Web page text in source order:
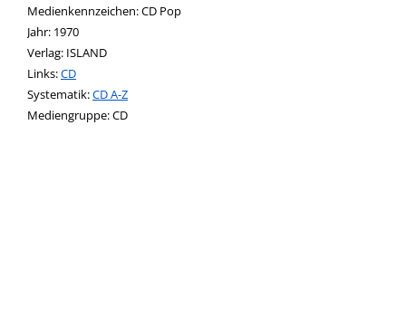
Medienkennzeichen:CD Pop
Jahr: 1970
Verlag: ISLAND
opens in new tab
Links:Diesen Link in neuem Tab öffnen
CD
Systematik:Suche nach dieser Systematik
CD A-Z
Suche nach diesem Interessenskreis
Suche nach dieser Beteiligten Person
Mediengruppe:CD